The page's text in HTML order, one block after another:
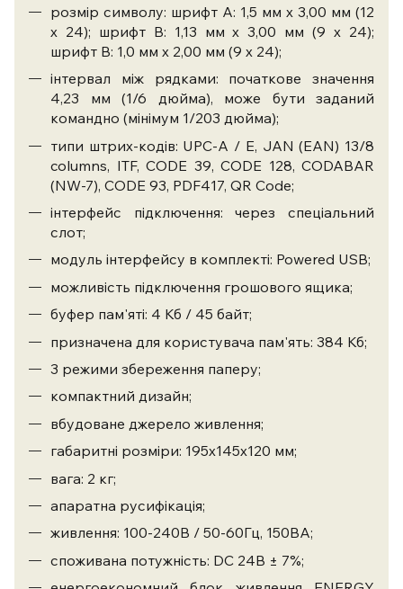
розмір символу: шрифт А: 1,5 мм х 3,00 мм (12
х 24); шрифт В: 1,13 мм х 3,00 мм (9 х 24);
шрифт В: 1,0 мм х 2,00 мм (9 х 24);
інтервал між рядками: початкове значення
4,23 мм (1/6 дюйма), може бути заданий
командно (мінімум 1/203 дюйма);
типи штрих-кодів: UPC-A / E, JAN (EAN) 13/8
columns, ITF, CODE 39, CODE 128, CODABAR
(NW-7), CODE 93, PDF417, QR Code;
інтерфейс підключення: через спеціальний
слот;
модуль інтерфейсу в комплекті: Powered USB;
можливість підключення грошового ящика;
буфер пам'яті: 4 Кб / 45 байт;
призначена для користувача пам'ять: 384 Кб;
3 режими збереження паперу;
компактний дизайн;
вбудоване джерело живлення;
габаритні розміри: 195х145х120 мм;
вага: 2 кг;
апаратна русифікація;
живлення: 100-240В / 50-60Гц, 150ВА;
споживана потужність: DC 24В ± 7%;